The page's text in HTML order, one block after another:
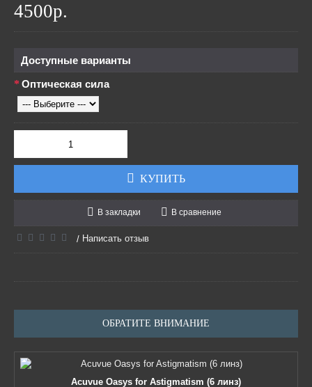
4500р.
Доступные варианты
Оптическая сила
КУПИТЬ
В закладки В сравнение
/ Написать отзыв
ОБРАТИТЕ ВНИМАНИЕ
Acuvue Oasys for Astigmatism (6 линз)